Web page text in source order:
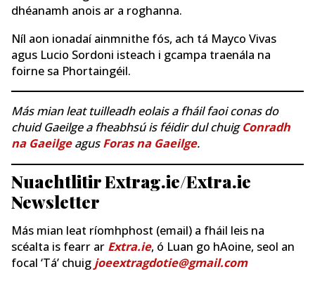
dhéanamh anois ar a roghanna.
Níl aon ionadaí ainmnithe fós, ach tá Mayco Vivas
agus Lucio Sordoni isteach i gcampa traenála na
foirne sa Phortaingéil.
Más mian leat tuilleadh eolais a fháil faoi conas do
chuid Gaeilge a fheabhsú is féidir dul chuigConradh
na GaeilgeagusForas na Gaeilge.
Nuachtlitir Extrag.ie/Extra.ie
Newsletter
Más mian leat ríomhphost (email) a fháil leis na
scéalta is fearr ar Extra.ie, ó Luan go hAoine, seol an
focal ‘Tá’ chuig joeextragdotie@gmail.com